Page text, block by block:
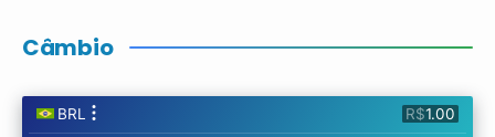
Câmbio